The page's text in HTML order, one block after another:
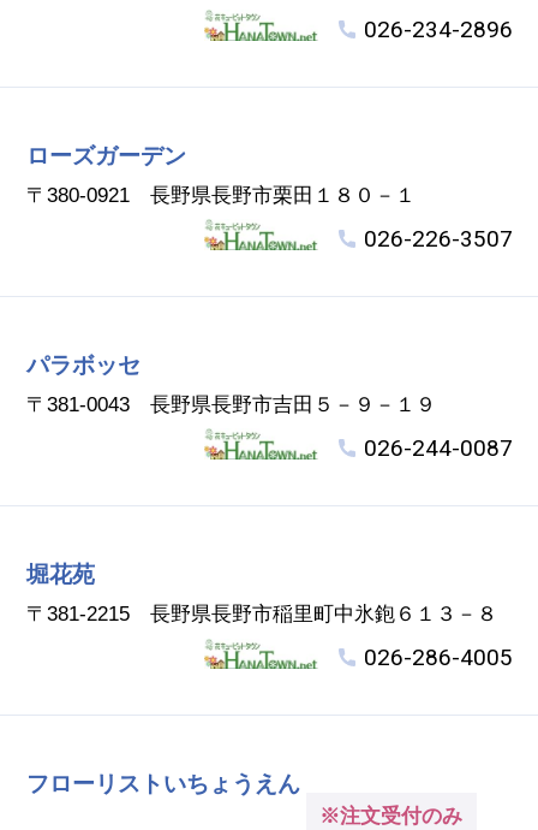
026-234-2896
ローズガーデン
〒380-0921 長野県長野市栗田１８０－１
026-226-3507
パラボッセ
〒381-0043 長野県長野市吉田５－９－１９
026-244-0087
堀花苑
〒381-2215 長野県長野市稲里町中氷鉋６１３－８
026-286-4005
フローリストいちょうえん
※注文受付のみ